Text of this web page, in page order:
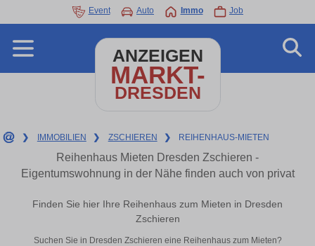
Event Auto Immo Job
ANZEIGEN
MARKT-
DRESDEN
❯ IMMOBILIEN ❯ ZSCHIEREN ❯ REIHENHAUS-MIETEN
Reihenhaus Mieten Dresden Zschieren -
Eigentumswohnung in der Nähe finden auch von privat
Finden Sie hier Ihre Reihenhaus zum Mieten in Dresden
Zschieren
Suchen Sie in Dresden Zschieren eine Reihenhaus zum Mieten?